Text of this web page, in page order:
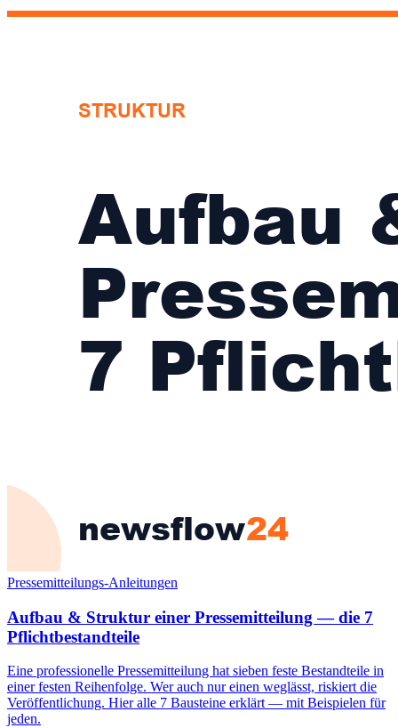
Pressemitteilungs-Anleitungen
Aufbau & Struktur einer Pressemitteilung — die 7
Pflichtbestandteile
Eine professionelle Pressemitteilung hat sieben feste Bestandteile in
einer festen Reihenfolge. Wer auch nur einen weglässt, riskiert die
Veröffentlichung. Hier alle 7 Bausteine erklärt — mit Beispielen für
jeden.